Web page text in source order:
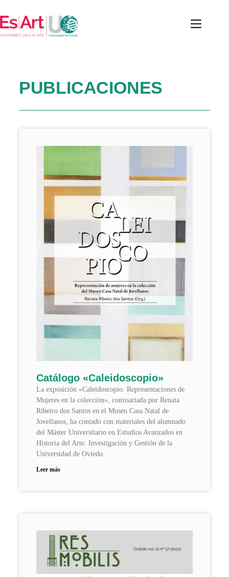
PUBLICACIONES
Catálogo «Caleidoscopio»
La exposición «Caleidoscopio. Representaciones de
Mujeres en la colección», comisariada por Renata
Ribeiro dos Santos en el Museu Casa Natal de
Jovellanos, ha contado con materiales del alumnado
del Máster Universitario en Estudios Avanzados en
Historia del Arte: Investigación y Gestión de la
Universidad de Oviedo.
Leer más